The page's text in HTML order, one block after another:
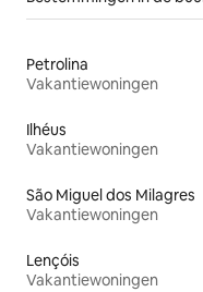
Petrolina
Vakantiewoningen
Ilhéus
Vakantiewoningen
São Miguel dos Milagres
Vakantiewoningen
Lençóis
Vakantiewoningen